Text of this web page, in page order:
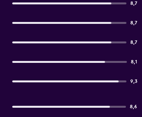
8,7
8,7
8,7
8,1
9,3
8,6